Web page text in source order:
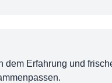
dem Erfahrung und